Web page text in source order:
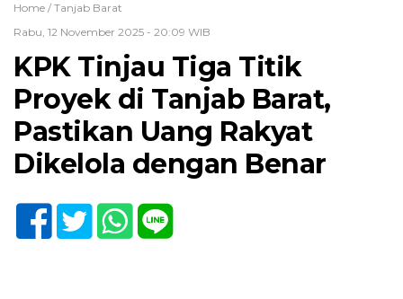
Home / Tanjab Barat
Rabu, 12 November 2025 - 20:09 WIB
KPK Tinjau Tiga Titik
Proyek di Tanjab Barat,
Pastikan Uang Rakyat
Dikelola dengan Benar